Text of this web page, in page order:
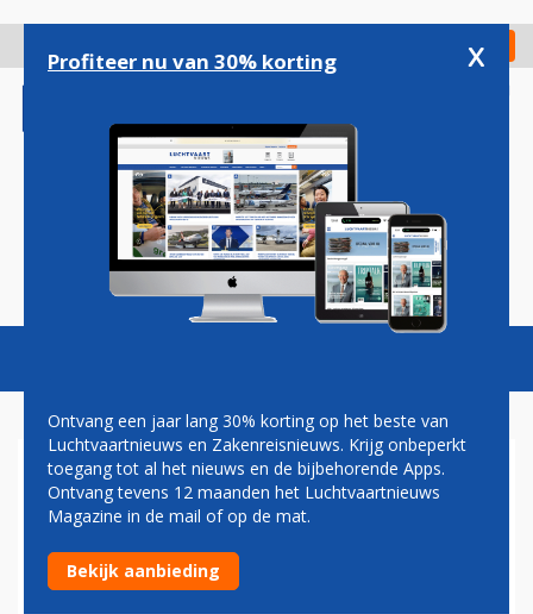
gaan
Check in
Magazine Podcasts Vacatures
EINDHOVEN AIRPORT
MARKEERT MIJLPAAL IN
UITBREIDING VAN TERMINAL
Profiteer nu van 30% korting x
Ontvang een jaar lang 30% korting op het beste van
Luchtvaartnieuws en Zakenreisnieuws. Krijg onbeperkt
toegang tot al het nieuws en de bijbehorende Apps.
Ontvang tevens 12 maanden het Luchtvaartnieuws
Magazine in de mail of op de mat.
Bekijk aanbieding